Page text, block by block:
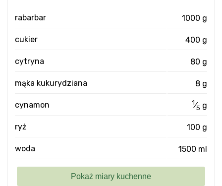
rabarbar 1000 g
cukier 400 g
cytryna 80 g
mąka kukurydziana 8 g
cynamon 1⁄5 g
ryż 100 g
woda 1500 ml